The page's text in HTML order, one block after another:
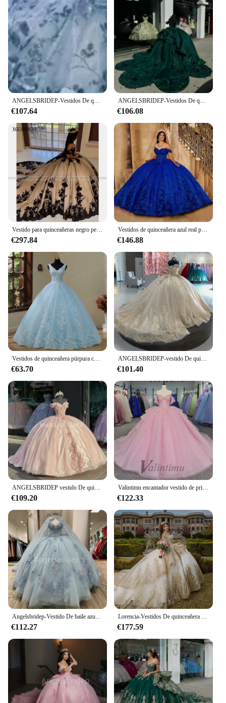
ANGELSBRIDEP-Vestidos De quinceañera De color rosa y dorado brillante, Vestidos De encaje dorado brillante De lujo, vestido De fiesta De cumpleaños personalizado, 15 años
€107.64
ANGELSBRIDEP-Vestidos De quinceañera brillantes, color verde esmeralda, flores De lujo, encaje con cuentas, Vestidos De 15 anos, fiesta De cumpleaños personalizada
€106.08
Vestido para quinceañeras negro personalizado, vestido De baile De lujo con tren largo, dulce 16, fiesta De cumpleaños, Vestidos De encaje Real De 15 Años, 2025
€297.84
Vestidos de quinceañera azul real personalizados con lentejuelas hechas a mano flores 3D dulce 16 vestido de baile con cordones vestidos de 15
€146.88
Vestidos de quinceañera púrpura con cuello en V, flores dulces para fiesta, vestido de baile de encaje, moda clásica, Color personalizado, talla grande, Nuevo
€63.70
ANGELSBRIDEP-vestido De quinceañera brillante, Vestidos De encaje De color marfil y champán, Vestidos De princesa para fiesta De cumpleaños, corsé
€101.40
ANGELSBRIDEP vestido De quinceañera con hombros descubiertos, apliques De flores 3D, rosa brillante, fiesta De cumpleaños, graduación, Princesa, 15 años
€109.20
Valintimu encantador vestido de princesa para quinceañeras para niña con volantes y hombros descubiertos Apliques de encaje bata para quinceañeras Rouge personalizado
€122.33
Angelsbridep-Vestido De baile azul claro para Quinceañera, traje De fiesta con purpurina, apliques De tul, capa, 2025
€112.27
Lorencia-Vestidos De quinceañera dorados con cuentas, Vestidos De baile De princesa dulce 16 15, manga larga, YQD39
€177.59